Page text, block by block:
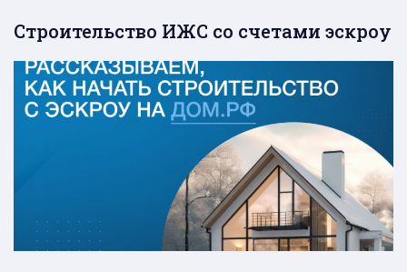
Строительство ИЖС со счетами эскроу